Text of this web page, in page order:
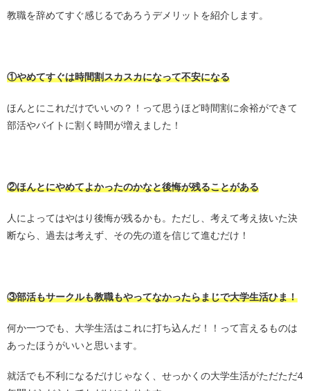
教職を辞めてすぐ感じるであろうデメリットを紹介します。
①やめてすぐは時間割スカスカになって不安になる
ほんとにこれだけでいいの？！って思うほど時間割に余裕ができて
部活やバイトに割く時間が増えました！
②ほんとにやめてよかったのかなと後悔が残ることがある
人によってはやはり後悔が残るかも。ただし、考えて考え抜いた決
断なら、過去は考えず、その先の道を信じて進むだけ！
③部活もサークルも教職もやってなかったらまじで大学生活ひま！
何か一つでも、大学生活はこれに打ち込んだ！！って言えるものは
あったほうがいいと思います。
就活でも不利になるだけじゃなく、せっかくの大学生活がただただ4